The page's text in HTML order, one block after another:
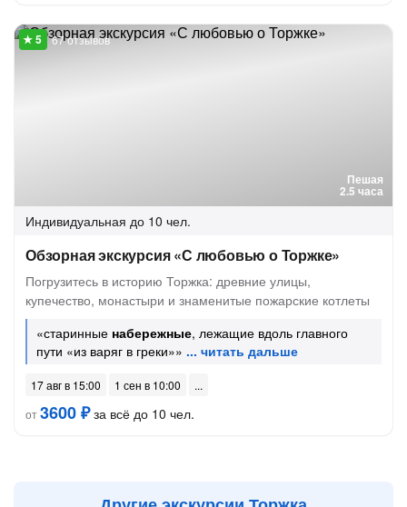
Пешая
2.5 часа
67 отзывов
Индивидуальная до 10 чел.
Обзорная экскурсия «С любовью о Торжке»
Погрузитесь в историю Торжка: древние улицы,
купечество, монастыри и знаменитые пожарские котлеты
«старинные набережные, лежащие вдоль главного
пути «из варяг в греки»»
17 авг в 15:00
1 сен в 10:00
от3600 ₽за всё до 10 чел.